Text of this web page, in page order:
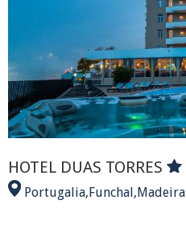
HOTEL DUAS TORRES
Portugalia,Funchal,Madeira